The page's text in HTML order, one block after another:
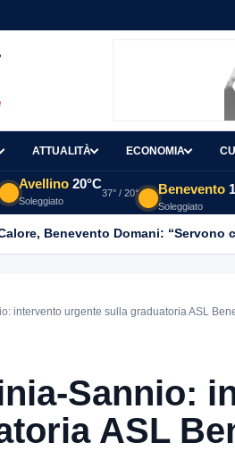
ATTUALITÀ ECONOMIA
Avellino 20°C
Soleggiato
37° / 20° Benevento
Soleggiato
Benevento Domani:
intervento urgente sulla graduatoria ASL
Sannio:
ASL